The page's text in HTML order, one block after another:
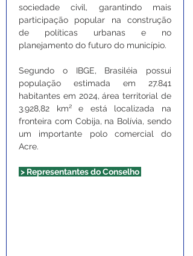
sociedade civil, garantindo mais
participação popular na construção
de políticas urbanas e no
planejamento do futuro do município.
Segundo o IBGE, Brasiléia possui
população estimada em 27.841
habitantes em 2024, área territorial de
3.928,82 km² e está localizada na
fronteira com Cobija, na Bolívia, sendo
um importante polo comercial do
Acre.
> Representantes do Conselho